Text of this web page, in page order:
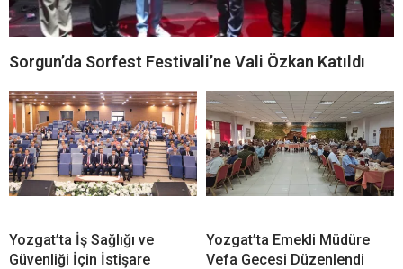
Sorgun’da Sorfest Festivali’ne Vali Özkan Katıldı
Yozgat’ta İş Sağlığı ve
Güvenliği İçin İstişare
Yozgat’ta Emekli Müdüre
Vefa Gecesi Düzenlendi